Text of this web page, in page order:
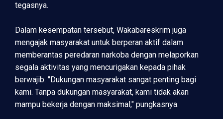
tegasnya.
Dalam kesempatan tersebut, Wakabareskrim juga
mengajak masyarakat untuk berperan aktif dalam
memberantas peredaran narkoba dengan melaporkan
segala aktivitas yang mencurigakan kepada pihak
berwajib. "Dukungan masyarakat sangat penting bagi
kami. Tanpa dukungan masyarakat, kami tidak akan
mampu bekerja dengan maksimal," pungkasnya.